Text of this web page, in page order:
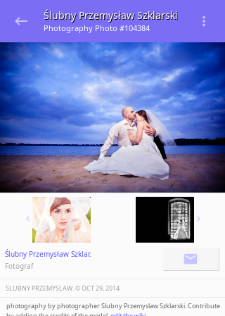
Ślubny Przemysław Szklarski
Photography Photo #104384
Ślubny Przemysław Szklar.
Fotograf
SLUBNY PRZEMYSLAW. ©️OCT 29, 2014
photography by photographer Slubny Przemyslaw Szklarski. Contribute